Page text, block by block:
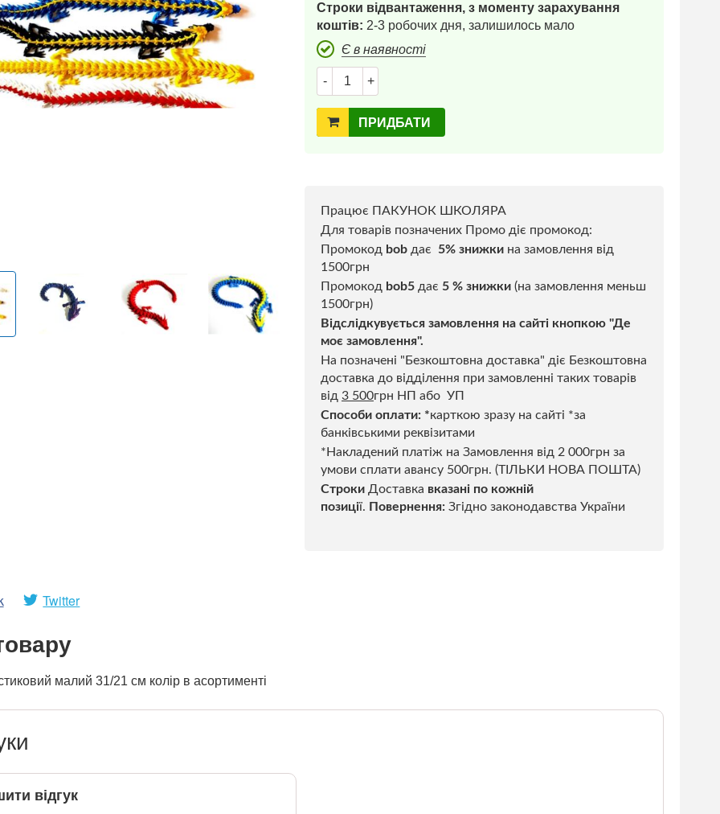
Строки відвантаження, з моменту зарахування
коштів: 2-3 робочих дня, залишилось мало
Є в наявності
- +
ПРИДБАТИ
Працює ПАКУНОК ШКОЛЯРА
Для товарів позначених Промо діє промокод:
Промокод bob дає 5% знижки на замовлення від
1500грн
Промокод bob5 дає 5 % знижки (на замовлення меньш
1500грн)
Відслідкувується замовлення на сайті кнопкою "Де
моє замовлення".
На позначені "Безкоштовна доставка" діє Безкоштовна
доставка до відділення при замовленні таких товарів
від 3 500грн НП або УП
Способи оплати: *карткою зразу на сайті *за
банківськими реквізитами
*Накладений платіж на Замовлення від 2 000грн за
умови сплати авансу 500грн. (ТІЛЬКИ НОВА ПОШТА)
Строки Доставка вказані по кожній
позиції. Повернення: Згідно законодавства України
Twitter
малий 31/21 см колір в асортименті
відгук